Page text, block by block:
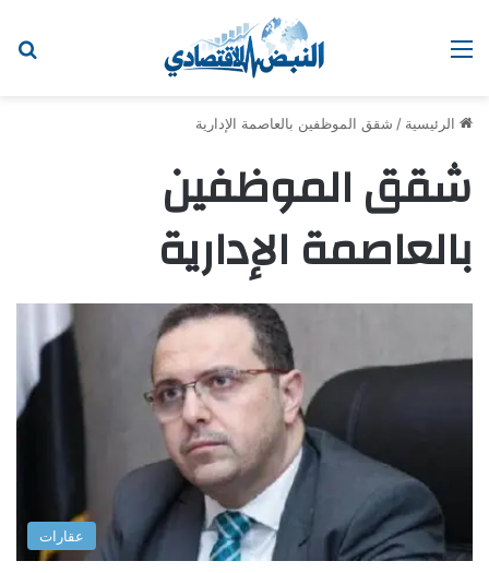
القائمة
الرئيسية / شقق الموظفين بالعاصمة الإدارية
شقق الموظفين
بالعاصمة الإدارية
عقارات